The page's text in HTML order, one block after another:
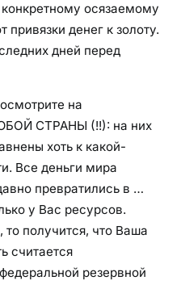
осязаемому
денег к золоту.
дней перед
на
СТРАНЫ (!!): на них
хоть к какой-
Все деньги мира
превратились в …
у Вас ресурсов.
получится, что Ваша
считается
резервной